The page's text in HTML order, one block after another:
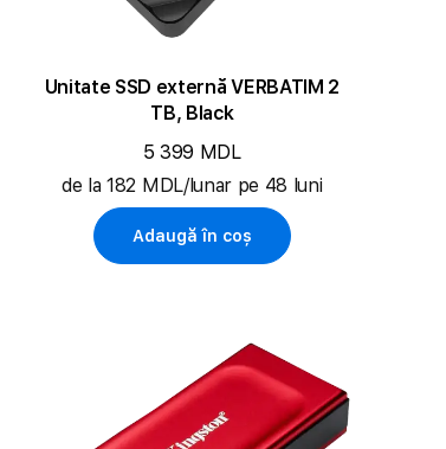
Unitate SSD externă VERBATIM 2
TB, Black
5 399 MDL
de la 182 MDL/lunar pe 48 luni
Adaugă în coș